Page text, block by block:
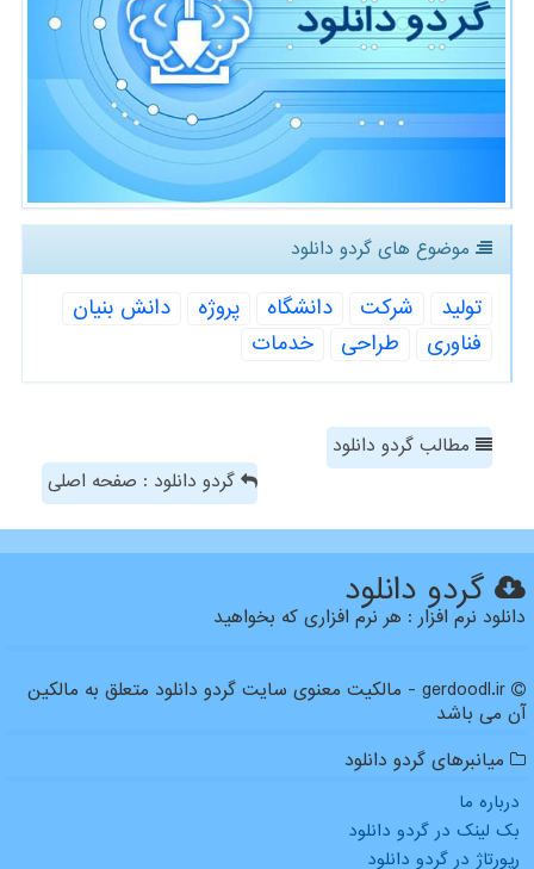
موضوع های گردو دانلود
تولید شركت دانشگاه پروژه
دانش بنیان
فناوری
طراحی خدمات
مطالب گردو دانلود
گردو دانلود : صفحه اصلی
گردو دانلود
دانلود نرم افزار : هر نرم افزاری که بخواهید
gerdoodl.ir - مالکیت معنوی سایت گردو دانلود متعلق به مالکین
آن می باشد
میانبرهای گردو دانلود
درباره ما
بک لینک در گردو دانلود
رپورتاژ در گردو دانلود